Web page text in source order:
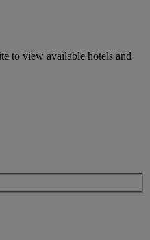
to view available hotels and